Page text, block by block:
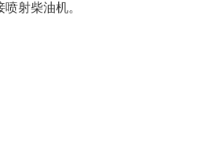
射柴油机。